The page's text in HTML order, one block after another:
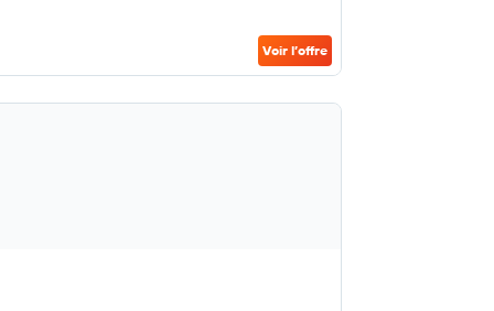
Voir l’offre